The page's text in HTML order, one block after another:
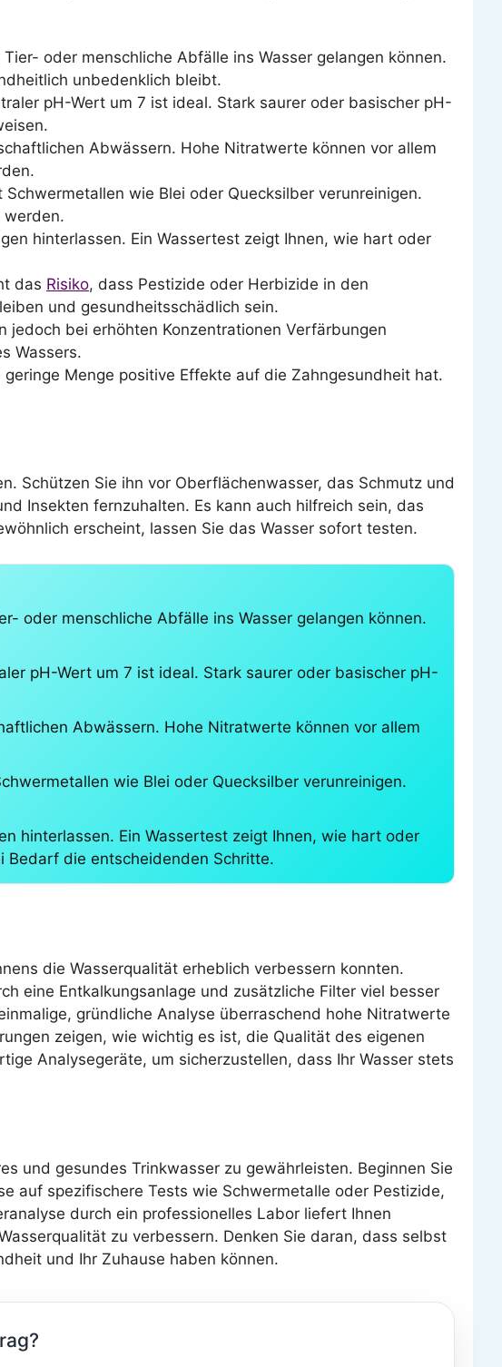
oder menschliche Abfälle ins Wasser gelangen können.
unbedenklich bleibt.
pH-Wert um 7 ist ideal. Stark saurer oder basischer pH-
Abwässern. Hohe Nitratwerte können vor allem
wie Blei oder Quecksilber verunreinigen.
werden.
hinterlassen. Ein Wassertest zeigt Ihnen, wie hart oder
das Risiko, dass Pestizide oder Herbizide in den
und gesundheitsschädlich sein.
jedoch bei erhöhten Konzentrationen Verfärbungen
Wassers.
Menge positive Effekte auf die Zahngesundheit hat.
Schützen Sie ihn vor Oberflächenwasser, das Schmutz und
Insekten fernzuhalten. Es kann auch hilfreich sein, das
erscheint, lassen Sie das Wasser sofort testen.
oder menschliche Abfälle ins Wasser gelangen können.
pH-Wert um 7 ist ideal. Stark saurer oder basischer pH-
Abwässern. Hohe Nitratwerte können vor allem
wie Blei oder Quecksilber verunreinigen.
hinterlassen. Ein Wassertest zeigt Ihnen, wie hart oder
die entscheidenden Schritte.
die Wasserqualität erheblich verbessern konnten.
eine Entkalkungsanlage und zusätzliche Filter viel besser
gründliche Analyse überraschend hohe Nitratwerte
zeigen, wie wichtig es ist, die Qualität des eigenen
Analysegeräte, um sicherzustellen, dass Ihr Wasser stets
und gesundes Trinkwasser zu gewährleisten. Beginnen Sie
auf spezifischere Tests wie Schwermetalle oder Pestizide,
durch ein professionelles Labor liefert Ihnen
zu verbessern. Denken Sie daran, dass selbst
und Ihr Zuhause haben können.